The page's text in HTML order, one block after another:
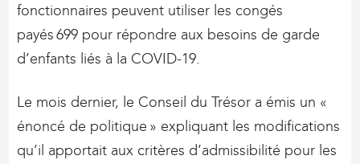
fonctionnaires peuvent utiliser les congés
payés 699 pour répondre aux besoins de garde
d’enfants liés à la COVID-19.
Le mois dernier, le Conseil du Trésor a émis un «
énoncé de politique » expliquant les modifications
qu’il apportait aux critères d’admissibilité pour les